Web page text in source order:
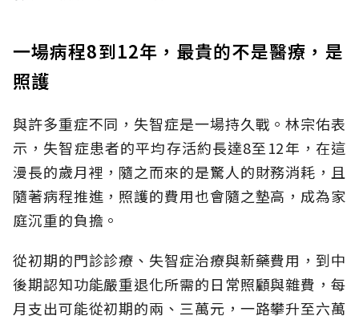
一場病程8到12年，最貴的不是醫療，是
照護
與許多重症不同，失智症是一場持久戰。林宗佑表
示，失智症患者的平均存活約長達8至12年，在這
漫長的歲月裡，隨之而來的是驚人的財務消耗，且
隨著病程推進，照護的費用也會隨之墊高，成為家
庭沉重的負擔。
從初期的門診診療、失智症治療與新藥費用，到中
後期認知功能嚴重退化所需的日常照顧與雜費，每
月支出可能從初期的兩、三萬元，一路攀升至六萬